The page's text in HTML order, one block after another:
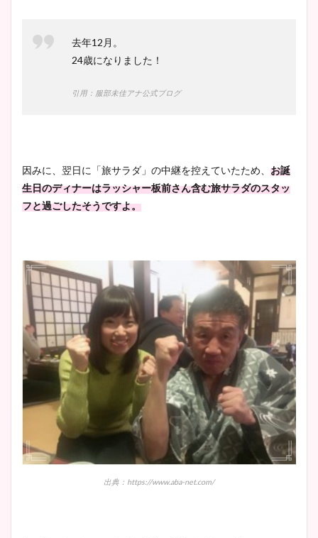
去年12月。
24歳になりました！
引用：服部未佳アナ公式ブログ
因みに、翌日に「旅サラダ」の中継を控えていたため、 お誕
生日のディナーはラッシャー板前さん含む旅サラダのスタッ
フと過ごしたそうですよ。
出典：https://www.aba-net.com/